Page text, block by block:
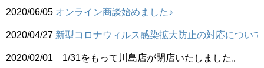
2020/06/05 オンライン商談始めました♪
2020/04/27 新型コロナウィルス感染拡大防止の対応について
2020/02/01 1/31をもって川島店が閉店いたしました。